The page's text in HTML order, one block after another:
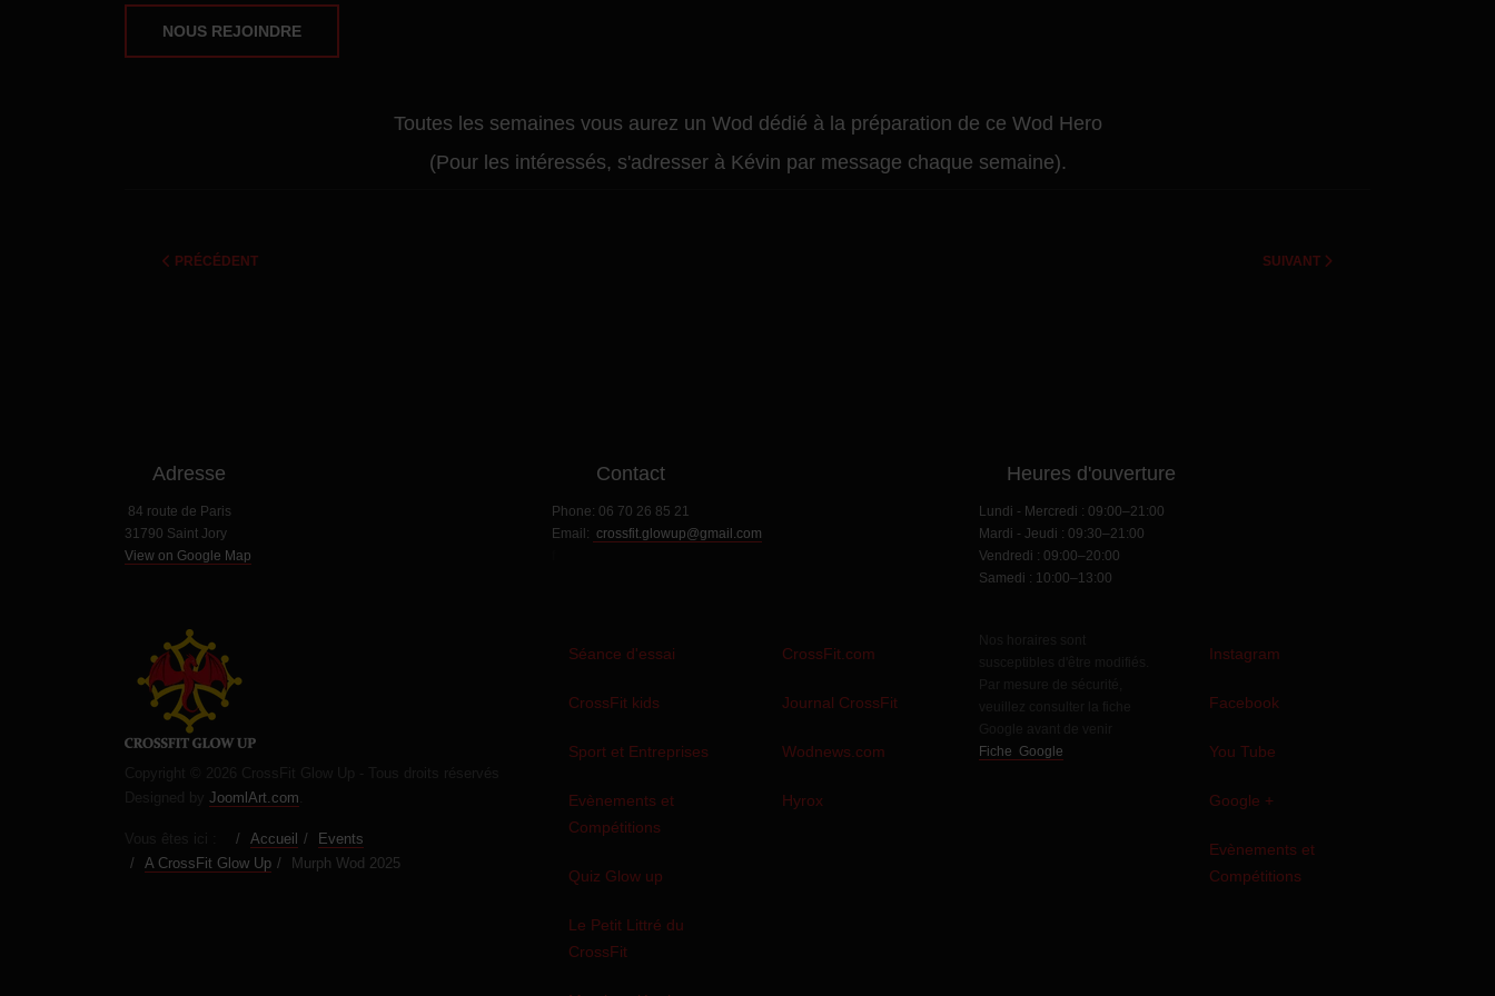
NOUS REJOINDRE
Toutes les semaines vous aurez un Wod dédié à la préparation de ce Wod Hero
(Pour les intéressés, s'adresser à Kévin par message chaque semaine).
ARTICLE PRÉCÉDENT : GLOWUP CONTEST 2025
PRÉCÉDENT ARTICLE SUIVANT : OUVERTURE
SUIVANT
Adresse
84 route de Paris
31790 Saint Jory
View on Google Map
Contact
Phone: 06 70 26 85 21
Email: crossfit.glowup@gmail.com
Heures d'ouverture
Lundi - Mercredi : 09:00–21:00
Mardi - Jeudi : 09:30–21:00
Vendredi : 09:00–20:00
Samedi : 10:00–13:00
Séance d'essai
CrossFit kids
Sport et Entreprises
Evènements et
Compétitions
Quiz Glow up
Le Petit Littré du
CrossFit
CrossFit.com
Journal CrossFit
Wodnews.com
Hyrox
Fiche Google
Instagram
Facebook
You Tube
Google +
Evènements et
Compétitions
JoomlArt.com
Accueil
Events
A CrossFit Glow Up
Murph Wod 2025